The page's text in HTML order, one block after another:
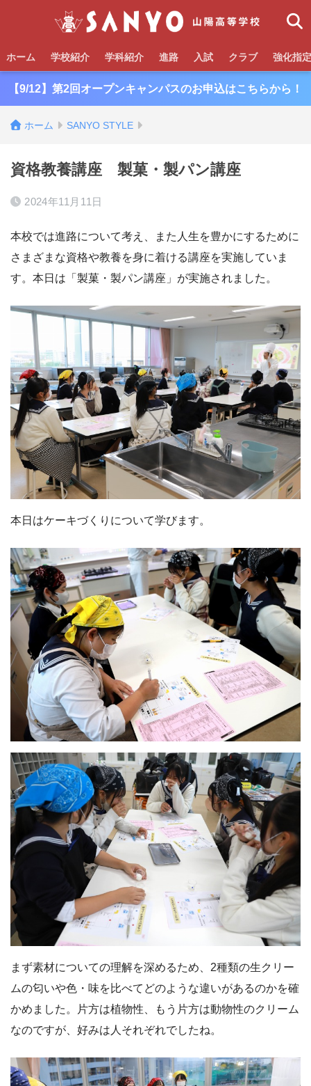
ホーム 学校紹介 学科紹介 進路 入試 クラブ 強化指
【9/12】第2回オープンキャンパスのお申込はこちらから！
ホーム SANYO STYLE
資格教養講座 製菓・製パン講座
2024年11月11日
本校では進路について考え、また人生を豊かにするために
さまざまな資格や教養を身に着ける講座を実施していま
す。本日は「製菓・製パン講座」が実施されました。
本日はケーキづくりについて学びます。
まず素材についての理解を深めるため、2種類の生クリー
ムの匂いや色・味を比べてどのような違いがあるのかを確
かめました。片方は植物性、もう片方は動物性のクリーム
なのですが、好みは人それぞれでしたね。